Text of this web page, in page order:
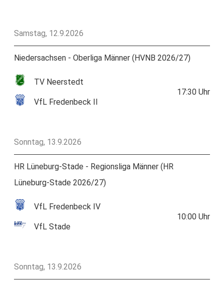
Samstag, 12.9.2026
Niedersachsen - Oberliga Männer (HVNB 2026/27)
TV Neerstedt
VfL Fredenbeck II
17:30 Uhr
Sonntag, 13.9.2026
HR Lüneburg-Stade - Regionsliga Männer (HR
Lüneburg-Stade 2026/27)
VfL Fredenbeck IV
VfL Stade
10:00 Uhr
Sonntag, 13.9.2026